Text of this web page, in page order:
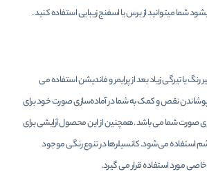
شما میتوانید از برس یا اسفنج زیبایی استفاده کنید .
رنگ یا تیرگی زیاد بعد از پرایمر و فاندیشن استفاده می
نقص و کمک به شما در آماده‌سازی صورت خود برای
صورت شما می باشد .همچنین از این محصول آرایشی برای
استفاده می‌شود. کانسیلرها در تنوع رنگی موجود
مورد استفاده قرار می‌ گیرد.